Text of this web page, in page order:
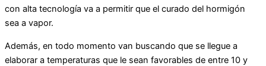
con alta tecnología va a permitir que el curado del hormigón
sea a vapor.
Además, en todo momento van buscando que se llegue a
elaborar a temperaturas que le sean favorables de entre 10 y